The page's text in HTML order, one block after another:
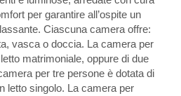
per garantire all’ospite un
Ciascuna camera offre:
vasca o doccia. La camera per
matrimoniale, oppure di due
per tre persone è dotata di
letto singolo. La camera per